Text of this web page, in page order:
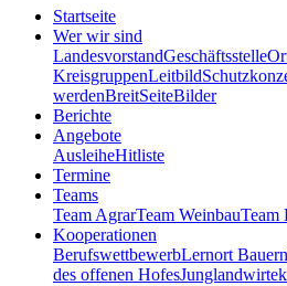
Startseite
Wer wir sind
LandesvorstandGeschäftsstelle
KreisgruppenLeitbild
werdenBreitSeiteBilder
Berichte
Angebote
AusleiheHitliste
Termine
Teams
Team AgrarTeam WeinbauTeam
Kooperationen
BerufswettbewerbLernort
des offenen Hofes